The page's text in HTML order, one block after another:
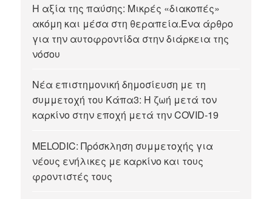
Η αξία της παύσης: Μικρές «διακοπές»
ακόμη και μέσα στη θεραπεία.Ένα άρθρο
για την αυτοφροντίδα στην διάρκεια της
νόσου
Νέα επιστημονική δημοσίευση με τη
συμμετοχή του Κάπα3: Η ζωή μετά τον
καρκίνο στην εποχή μετά την COVID-19
MELODIC: Πρόσκληση συμμετοχής για
νέους ενήλικες με καρκίνο και τους
φροντιστές τους